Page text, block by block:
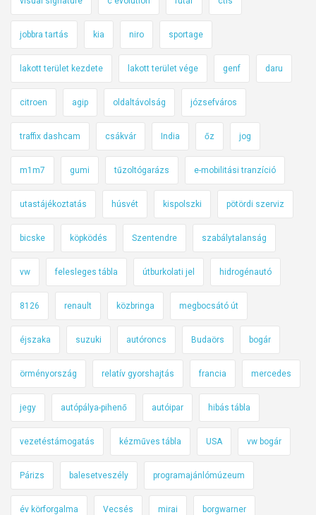
jobbra tartás kia niro sportage
lakott terület kezdete lakott terület vége genf daru
citroen agip oldaltávolság józsefváros
traffix dashcam csákvár India őz jog
m1m7 gumi tűzoltógarázs e-mobilitási tranzíció
utastájékoztatás húsvét kispolszki pötördi szerviz
bicske köpködés Szentendre szabálytalanság
vw felesleges tábla útburkolati jel hidrogénautó
8126 renault közbringa megbocsátó út
éjszaka suzuki autóroncs Budaörs bogár
örményország relatív gyorshajtás francia mercedes
jegy autópálya-pihenő autóipar hibás tábla
vezetéstámogatás kézműves tábla USA vw bogár
Párizs balesetveszély programajánlómúzeum
év körforgalma Vecsés mirai borgwarner